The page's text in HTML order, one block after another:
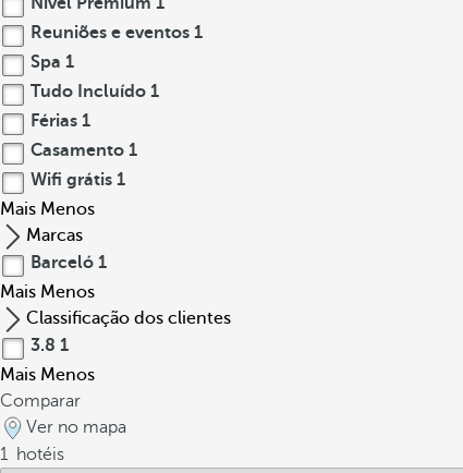
Reuniões e eventos 1
Spa 1
Tudo Incluído 1
Férias 1
Casamento 1
Wifi grátis 1
Mais Menos
Marcas
Barceló 1
Mais Menos
Classificação dos clientes
3.8 1
Mais Menos
Comparar
Ver no mapa
1 hotéis